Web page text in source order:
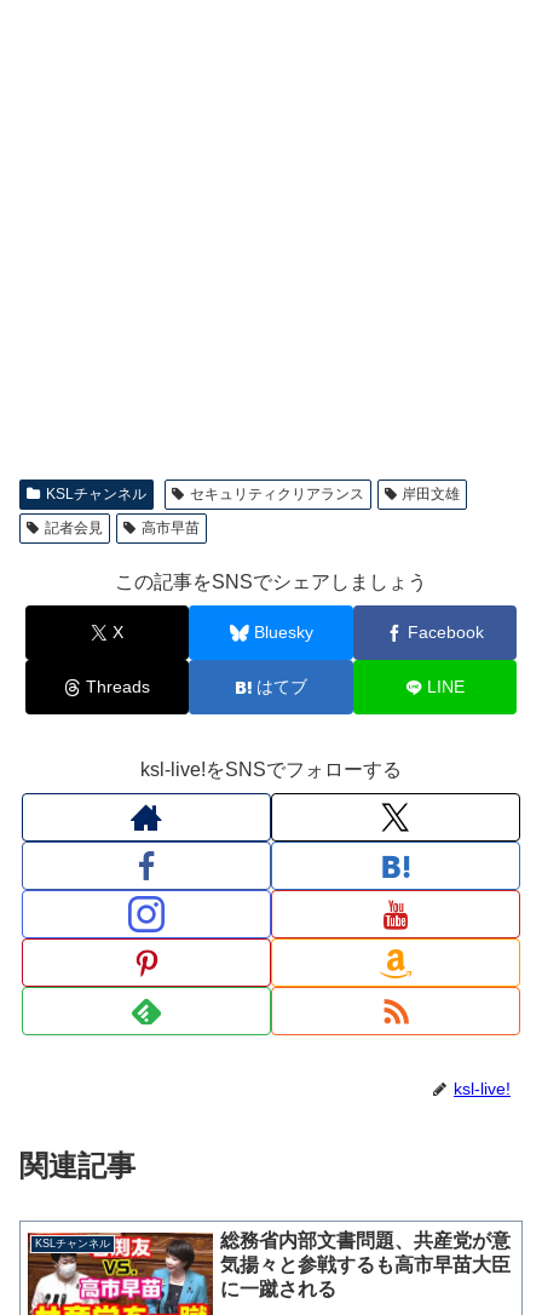
KSLチャンネル セキュリティクリアランス
岸田文雄
記者会見
高市早苗
この記事をSNSでシェアしましょう
X Bluesky Facebook
Threads はてブ LINE
ksl-live!をSNSでフォローする
ksl-live!
関連記事
KSLチャンネル
総務省内部文書問題、共産党が意
気揚々と参戦するも高市早苗大臣
に一蹴される